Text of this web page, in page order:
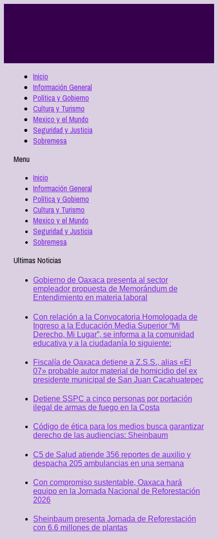
Inicio
Información General
Política y Gobierno
Cultura y Turismo
Mexico y el Mundo
Seguridad y Justicia
Sobremesa
Menu
Inicio
Información General
Política y Gobierno
Cultura y Turismo
Mexico y el Mundo
Seguridad y Justicia
Sobremesa
Ultimas Noticias
Gobierno de Oaxaca presenta al sector
empleador propuesta de Memorándum de
Entendimiento en materia laboral
Con relación a la Convocatoria Homologada de
Ingreso a la Educación Media Superior “Mi
Derecho, Mi Lugar”, se informa a la comunidad
educativa y a la ciudadanía lo siguiente:
Fiscalía de Oaxaca detiene a Z.S.S., alias «El
07» probable autor material de homicidio del ex
presidente municipal de San Juan Cacahuatepec
Detiene SSPC a cinco personas por portación
ilegal de armas de fuego en la Costa
Código de ética para los medios busca garantizar
derecho de las audiencias: Sheinbaum
C5 de Salud atiende 356 reportes de auxilio y
despacha 205 ambulancias en una semana
Con compromiso sustentable, Oaxaca hará
equipo en la Jornada Nacional de Reforestación
2026
Sheinbaum presenta Jornada de Reforestación
con 6.6 millones de plantas